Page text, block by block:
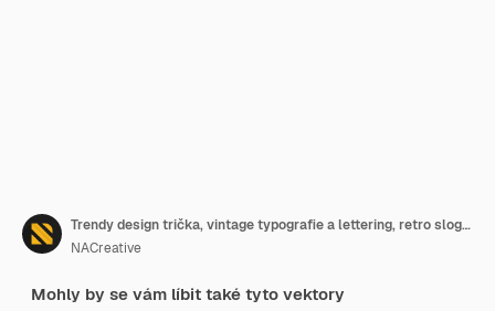
Trendy design trička, vintage typografie a lettering, retro slogan
NACreative
Mohly by se vám líbit také tyto vektory